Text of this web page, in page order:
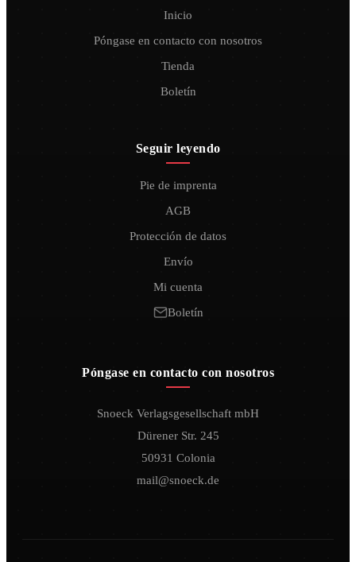
Inicio
Póngase en contacto con nosotros
Tienda
Boletín
Seguir leyendo
Pie de imprenta
AGB
Protección de datos
Envío
Mi cuenta
Boletín
Póngase en contacto con nosotros
Snoeck Verlagsgesellschaft mbH
Dürener Str. 245
50931 Colonia
mail@snoeck.de